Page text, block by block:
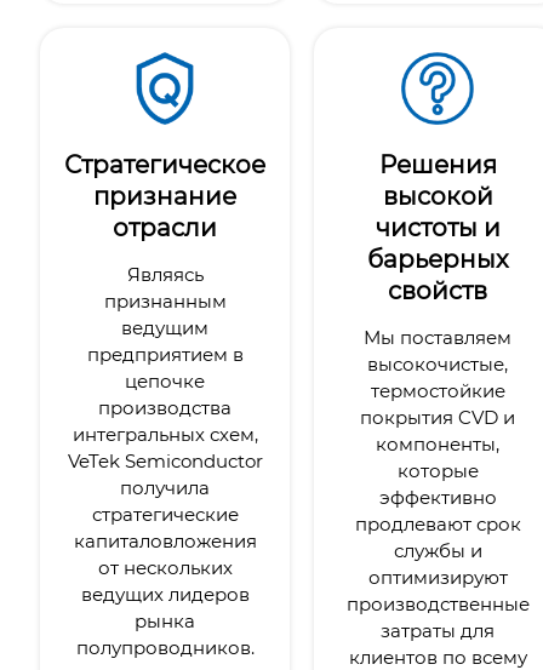
Стратегическое
признание
отрасли
Являясь
признанным
ведущим
предприятием в
цепочке
производства
интегральных схем,
VeTek Semiconductor
получила
стратегические
капиталовложения
от нескольких
ведущих лидеров
рынка
полупроводников.
Решения
высокой
чистоты и
барьерных
свойств
Мы поставляем
высокочистые,
термостойкие
покрытия CVD и
компоненты,
которые
эффективно
продлевают срок
службы и
оптимизируют
производственные
затраты для
клиентов по всему